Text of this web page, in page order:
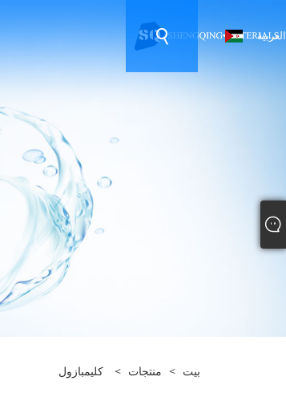
العربية
بيت > منتجات > كليمبازول